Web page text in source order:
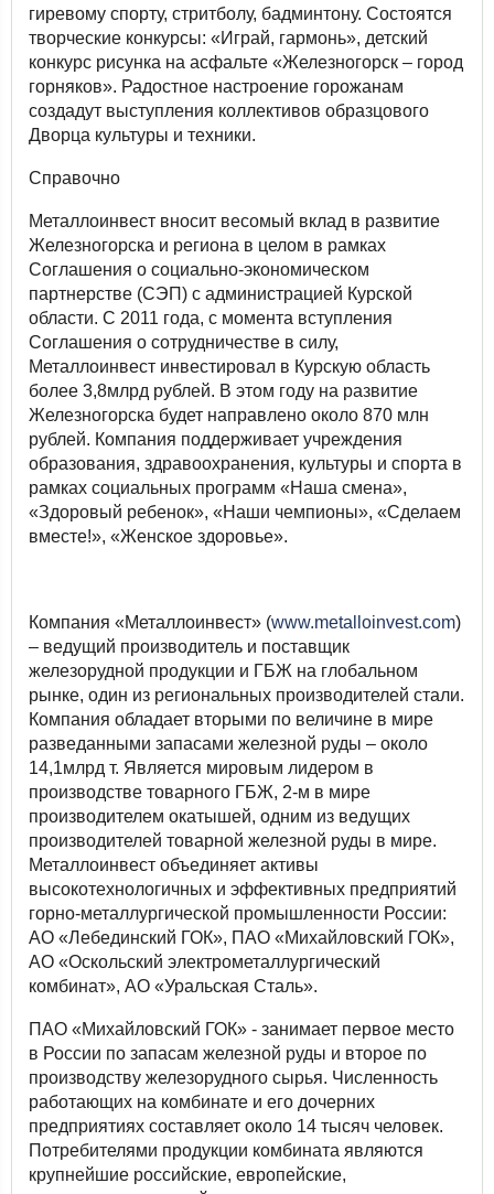
гиревому спорту, стритболу, бадминтону. Состоятся
творческие конкурсы: «Играй, гармонь», детский
конкурс рисунка на асфальте «Железногорск – город
горняков». Радостное настроение горожанам
создадут выступления коллективов образцового
Дворца культуры и техники.
Справочно
Металлоинвест вносит весомый вклад в развитие
Железногорска и региона в целом в рамках
Соглашения о социально-экономическом
партнерстве (СЭП) с администрацией Курской
области. С 2011 года, с момента вступления
Соглашения о сотрудничестве в силу,
Металлоинвест инвестировал в Курскую область
более 3,8млрд рублей. В этом году на развитие
Железногорска будет направлено около 870 млн
рублей. Компания поддерживает учреждения
образования, здравоохранения, культуры и спорта в
рамках социальных программ «Наша смена»,
«Здоровый ребенок», «Наши чемпионы», «Сделаем
вместе!», «Женское здоровье».
Компания «Металлоинвест» (www.metalloinvest.com)
– ведущий производитель и поставщик
железорудной продукции и ГБЖ на глобальном
рынке, один из региональных производителей стали.
Компания обладает вторыми по величине в мире
разведанными запасами железной руды – около
14,1млрд т. Является мировым лидером в
производстве товарного ГБЖ, 2-м в мире
производителем окатышей, одним из ведущих
производителей товарной железной руды в мире.
Металлоинвест объединяет активы
высокотехнологичных и эффективных предприятий
горно-металлургической промышленности России:
АО «Лебединский ГОК», ПАО «Михайловский ГОК»,
АО «Оскольский электрометаллургический
комбинат», АО «Уральская Сталь».
ПАО «Михайловский ГОК» - занимает первое место
в России по запасам железной руды и второе по
производству железорудного сырья. Численность
работающих на комбинате и его дочерних
предприятиях составляет около 14 тысяч человек.
Потребителями продукции комбината являются
крупнейшие российские, европейские,